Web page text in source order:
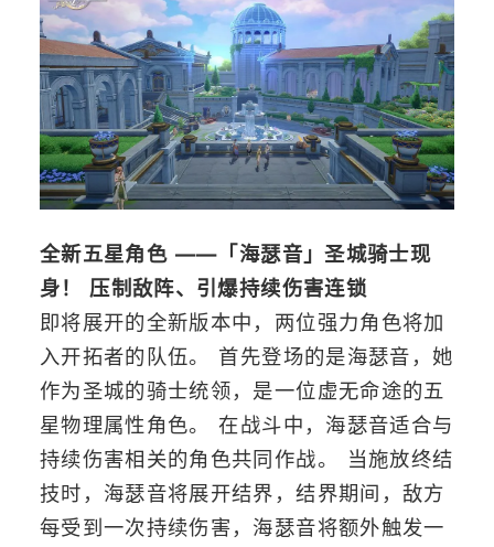
全新五星角色 ——「海瑟音」圣城骑士现
身！ 压制敌阵、引爆持续伤害连锁
即将展开的全新版本中，两位强力角色将加
入开拓者的队伍。 首先登场的是海瑟音，她
作为圣城的骑士统领，是一位虚无命途的五
星物理属性角色。 在战斗中，海瑟音适合与
持续伤害相关的角色共同作战。 当施放终结
技时，海瑟音将展开结界，结界期间，敌方
每受到一次持续伤害，海瑟音将额外触发一